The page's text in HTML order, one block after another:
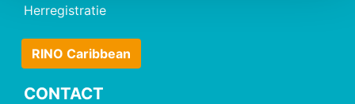
Herregistratie
RINO Caribbean
CONTACT